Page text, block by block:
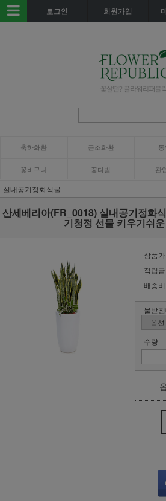
로그인 회원가입
축하화환 근조화환
꽃바구니 꽃다발 관
실내공기정화식물
산세베리아(FR_0018) 실내공기정화
기청정 선물 키우기쉬
상품가
적립금
배송비
물받
수량